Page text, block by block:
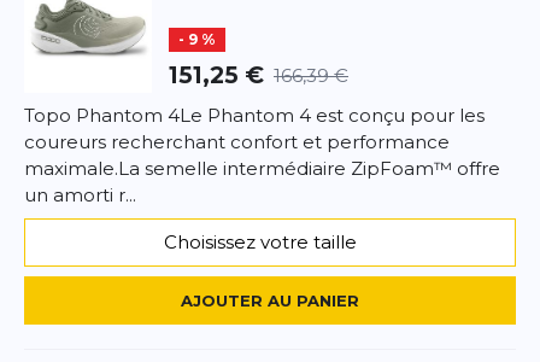
- 9 %
151,25 € 166,39 €
Topo Phantom 4Le Phantom 4 est conçu pour les
coureurs recherchant confort et performance
maximale.La semelle intermédiaire ZipFoam™ offre
un amorti r...
Choisissez votre taille
AJOUTER AU PANIER